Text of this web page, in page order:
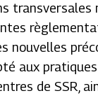
transversales
nouvelles
aux
de SSR,